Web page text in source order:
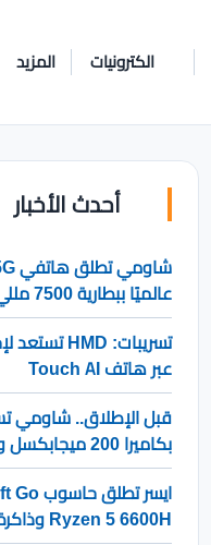
الكترونيات المزيد
أحدث الأخبار
عالميًا ببطارية 7500 مللي أمبير
عبر هاتف Touch AI
قبل الإطلاق.. شاومي
بكاميرا 200 ميجابكسل وسماعات Bose
Ryzen 5 6600H وذاكرة 16 جيجابايت